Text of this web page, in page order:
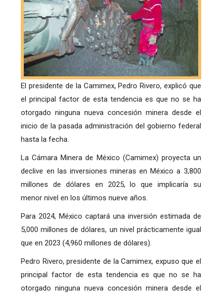
El presidente de la Camimex, Pedro Rivero, explicó que
el principal factor de esta tendencia es que no se ha
otorgado ninguna nueva concesión minera desde el
inicio de la pasada administración del gobierno federal
hasta la fecha.
La Cámara Minera de México (Camimex) proyecta un
declive en las inversiones mineras en México a 3,800
millones de dólares en 2025, lo que implicaría su
menor nivel en los últimos nueve años.
Para 2024, México captará una inversión estimada de
5,000 millones de dólares, un nivel prácticamente igual
que en 2023 (4,960 millones de dólares).
Pedro Rivero, presidente de la Camimex, expuso que el
principal factor de esta tendencia es que no se ha
otorgado ninguna nueva concesión minera desde el